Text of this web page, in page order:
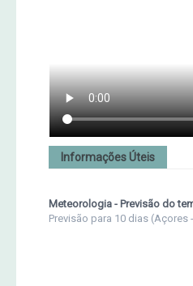
Informações Úteis
Meteorologia - Previsão do
Previsão para 10 dias (Açores